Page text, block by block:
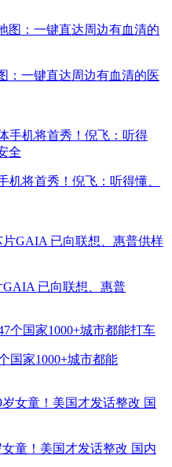
：一键直达周边有血清的医
将首秀！倪飞：听得懂、
已向联想、惠普
国家1000+城市都能
童！美国才发话整改 国内